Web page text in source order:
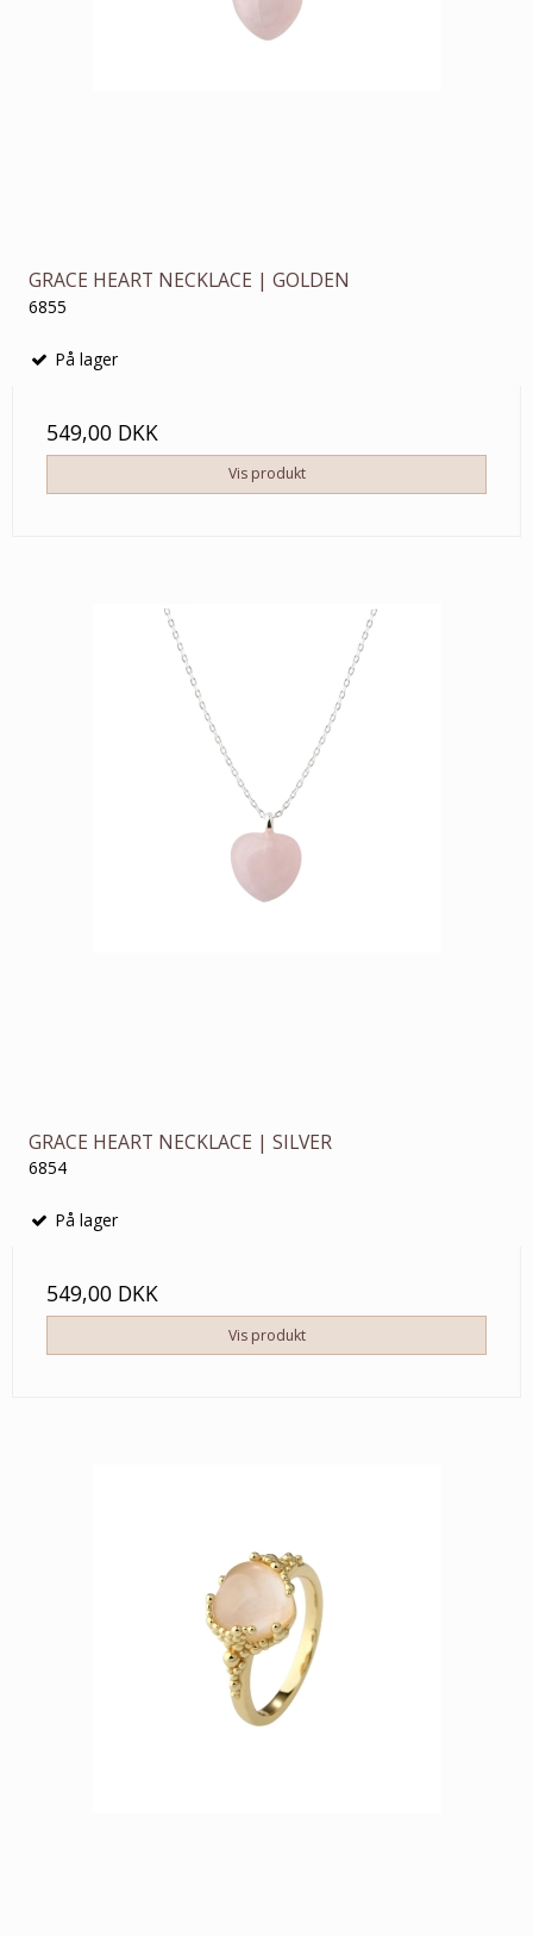
GRACE HEART NECKLACE | GOLDEN
6855
På lager
549,00 DKK
Vis produkt
GRACE HEART NECKLACE | SILVER
6854
På lager
549,00 DKK
Vis produkt